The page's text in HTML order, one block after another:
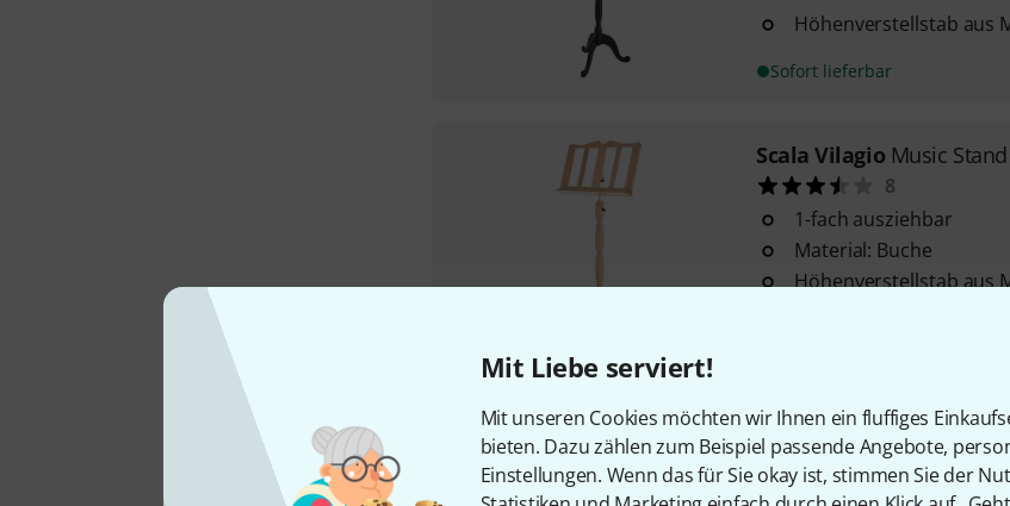
Mit Liebe serviert!
Mit unseren Cookies möchten wir Ihnen ein fluffiges
bieten. Dazu zählen zum Beispiel passende Angebote,
Einstellungen. Wenn das für Sie okay ist, stimmen Sie der
Höhenverstellstab aus
Sofort lieferbar
Scala Vilagio Music
8
1-fach ausziehbar
Material: Buche
Höhenverstellstab aus
Scala VilagioMusic
9
1-fach ausziehbar